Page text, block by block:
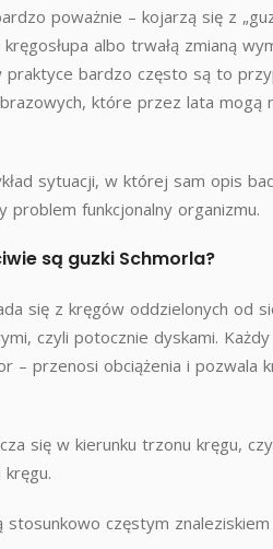
poważnie – kojarzą się z
albo trwałą zmianą
praktyce bardzo często są to
które przez lata mogą
sytuacji, w której sam opis
problem funkcjonalny organizmu.
są guzki Schmorla?
się z kręgów oddzielonych od
czyli potocznie dyskami.
– przenosi obciążenia i pozwala
się w kierunku trzonu kręgu,
częstym